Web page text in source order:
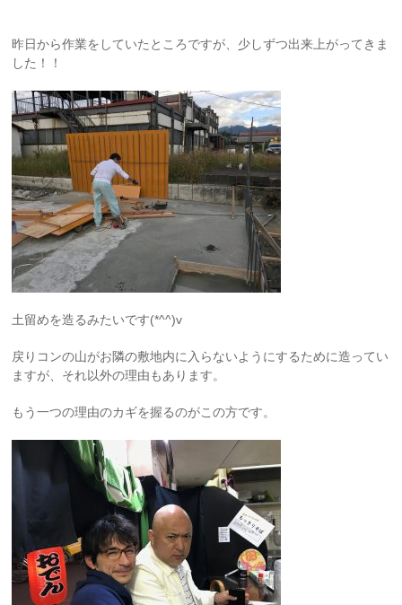
昨日から作業をしていたところですが、少しずつ出来上がってきま
した！！
土留めを造るみたいです(*^^)v
戻りコンの山がお隣の敷地内に入らないようにするために造ってい
ますが、それ以外の理由もあります。
もう一つの理由のカギを握るのがこの方です。